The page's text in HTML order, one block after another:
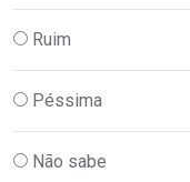
Ruim
Péssima
Não sabe